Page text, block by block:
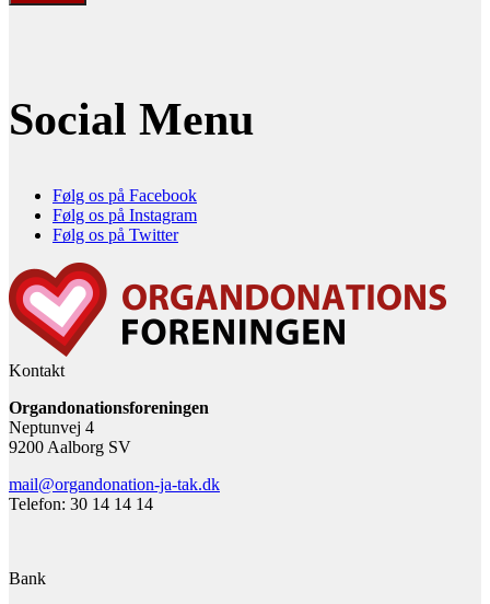
Social Menu
Følg os på Facebook
Følg os på Instagram
Følg os på Twitter
Kontakt
Organdonationsforeningen
Neptunvej 4
9200 Aalborg SV
mail@organdonation-ja-tak.dk
Telefon: 30 14 14 14
Bank